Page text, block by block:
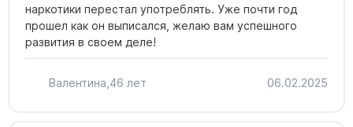
наркотики перестал употреблять. Уже почти год
прошел как он выписался, желаю вам успешного
развития в своем деле!
Валентина, 46 лет 06.02.2025